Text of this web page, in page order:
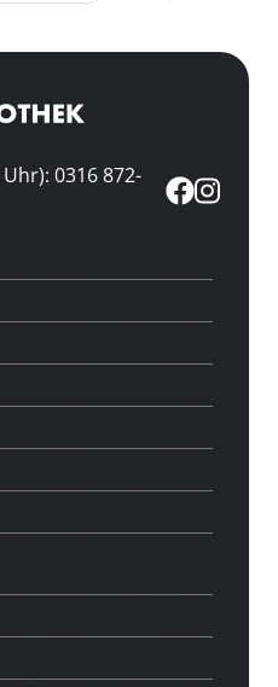
0316 872-